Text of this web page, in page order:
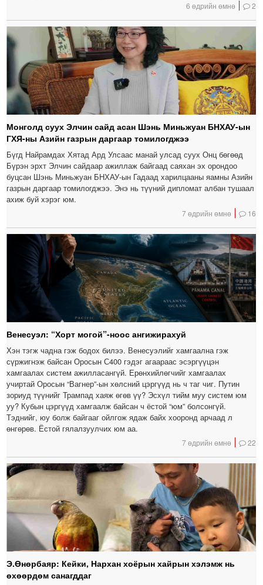
6 өдрийн өмнө 2
Монголд суух Элчин сайд асан Шэнь Миньжуан БНХАУ-ын
ГХЯ-ны Азийн газрын даргаар томилогджээ
Бүгд Найрамдах Хятад Ард Улсаас манай улсад суух Онц бөгөөд
Бүрэн эрхт Элчин сайдаар ажиллаж байгаад саяхан эх орондоо
буцсан Шэнь Миньжуан БНХАУ-ын Гадаад харилцааны яамны Азийн
газрын даргаар томилогджээ. Энэ нь түүний дипломат албан тушаал
ахиж буй хэрэг юм.
7 өдрийн өмнө 16
Венесуэл: “Хорт могой”-ноос ангижирахуй
Хэн тэгж чадна гэж бодох билээ. Венесуэлийг хамгаална гэж
сүржигнэж байсан Оросын С400 гэдэг агаараас эсэргүүцэн
хамгаалах систем ажилласангүй. Ерөнхийлөгчийг хамгаалах
учиртай Оросын “Вагнер”-ын хөлсний цэргүүд нь ч таг чиг. Путин
зориуд түүнийг Трампад хаяж өгөв үү? Эсхүл тийм муу систем юм
уу? Кубын цэргүүд хамгаалж байсан ч ёстой “юм” болсонгүй.
Тэднийг, юу болж байгааг ойлгож ядаж байх хооронд арчаад л
өнгөрөв. Ёстой гялалзуулчих юм аа.
7 өдрийн өмнө 22
Э.Өнөрбаяр: Кейки, Нархан хоёрын хайрын хэлэмж нь
өхөөрдөм санагддаг